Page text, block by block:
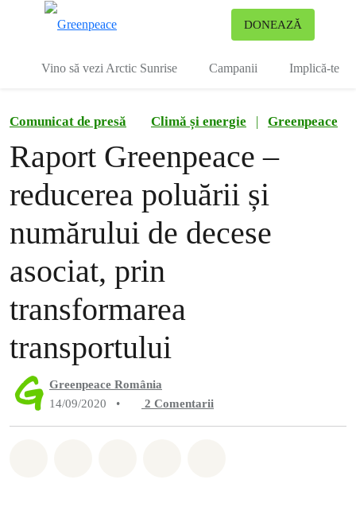
DONEAZĂ
Vino să vezi Arctic Sunrise Campanii Implică-te
Comunicat de presă Climă și energie | Greenpeace
Raport Greenpeace –
reducerea poluării și
numărului de decese
asociat, prin
transformarea
transportului
Greenpeace România
14/09/2020
• 2 Comentarii